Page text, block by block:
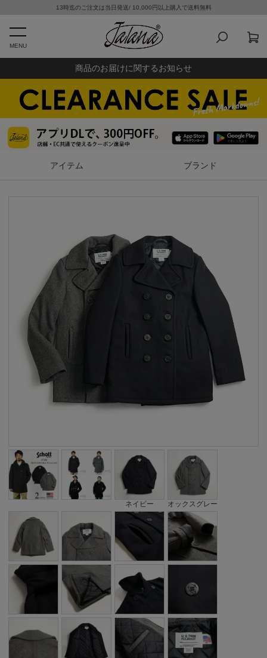
13時迄のご注文は当日発送/ 10,000円以上購入で送料無料
MENU
商品のお届けに関するお知らせ
アイテム ブランド
ネイビー オックスグレー